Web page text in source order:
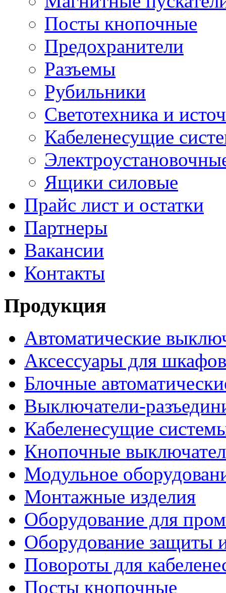
Посты кнопочные
Предохранители
Разъемы
Рубильники
Светотехника и
Кабеленесущие
Ящики силовые
Прайс лист и остатки
Партнеры
Вакансии
Контакты
Продукция
Автоматические
Аксессуары для
Блочные
Выключатели-
Кабеленесущие
Кнопочные
Модульное
Монтажные изделия
Оборудование для
Оборудование защиты
Повороты для
Посты кнопочные